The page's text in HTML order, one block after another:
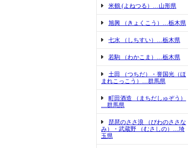
米鶴 (よねつる）…山形県
旭興 （きょくこう）…栃木県
七水 （しちすい）…栃木県
若駒 （わかこま）…栃木県
土田 （つちだ）・誉国光（ほ
まれこっこう）…群馬県
町田酒造 （まちだしゅぞう）
…群馬県
琵琶のささ浪 （びわのささな
み）・武蔵野 （むさしの）…埼
玉県